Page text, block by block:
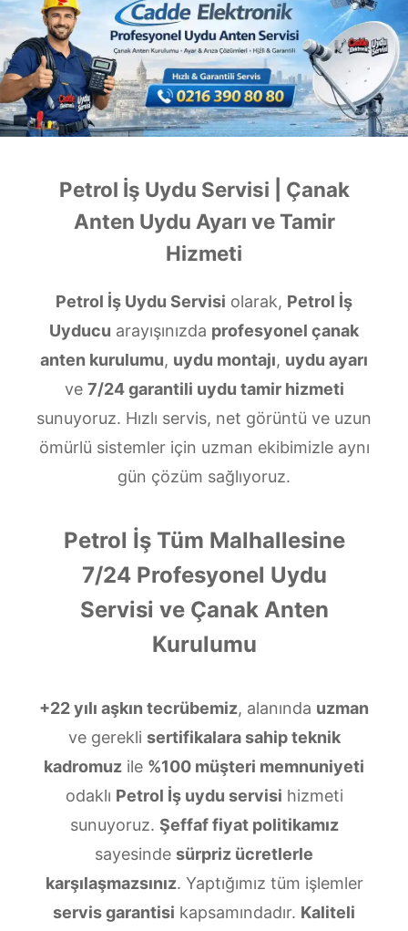
Petrol İş Uydu Servisi | Çanak
Anten Uydu Ayarı ve Tamir
Hizmeti
Petrol İş Uydu Servisi olarak, Petrol İş
Uyducu arayışınızda profesyonel çanak
anten kurulumu, uydu montajı, uydu ayarı
ve 7/24 garantili uydu tamir hizmeti
sunuyoruz. Hızlı servis, net görüntü ve uzun
ömürlü sistemler için uzman ekibimizle aynı
gün çözüm sağlıyoruz.
Petrol İş Tüm Malhallesine
7/24 Profesyonel Uydu
Servisi ve Çanak Anten
Kurulumu
+22 yılı aşkın tecrübemiz, alanında uzman
ve gerekli sertifikalara sahip teknik
kadromuz ile %100 müşteri memnuniyeti
odaklı Petrol İş uydu servisi hizmeti
sunuyoruz. Şeffaf fiyat politikamız
sayesinde sürpriz ücretlerle
karşılaşmazsınız. Yaptığımız tüm işlemler
servis garantisi kapsamındadır. Kaliteli